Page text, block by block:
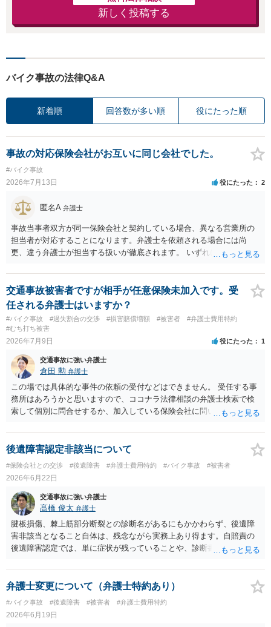
新しく投稿する
バイク事故の法律Q&A
新着順 回答数が多い順 役にたった順
事故の対応保険会社がお互いに同じ会社でした。
#バイク事故
2026年7月13日 役にたった 2
匿名A 弁護士
事故当事者双方が同一保険会社と契約している場合、異なる営業所の
担当者が対応することになります。弁護士を依頼される場合には尚
更、違う弁護士が担当する扱いが徹底されます。 いずれにしても、交
交通事故被害者ですが相手が任意保険未加入です。受
任される弁護士はいますか？
#バイク事故 #過失割合の交渉 #損害賠償増額 #被害者
#弁護士費用特約
#むち打ち被害
2026年7月9日 役にたった 1
交通事故に強い弁護士
倉田 勲 弁護士
この場では具体的な事件の依頼の受付などはできません。 受任する事
務所はあろうかと思いますので、ココナラ法律相談の弁護士検索で検
索して個別に問合せするか、加入している保険会社に問い合わせをし
後遺障害認定非該当について
#保険会社との交渉 #後遺障害 #弁護士費用特約 #バイク事故 #被害者
2026年6月22日
交通事故に強い弁護士
髙橋 俊太 弁護士
腱板損傷、棘上筋部分断裂との診断名があるにもかかわらず、後遺障
害非該当となること自体は、残念ながら実務上あり得ます。自賠責の
後遺障害認定では、単に症状が残っていることや、診断書に傷病名が
常所見が画像等で客観的に確認できるか、症状の経過や治療状況と整
合するか、将来にわたり残存する障害といえるかが重視されます。 今
の、事故による明らかな腱板損傷等の外傷性所見とは評価できない、
可動域制限についてもその原因となる客観的所見に乏しい、という理
弁護士変更について（弁護士特約あり）
#バイク事故 #後遺障害 #被害者 #弁護士費用特約
2026年6月19日